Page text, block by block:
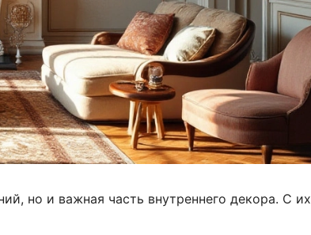
но и важная часть внутреннего декора. С их